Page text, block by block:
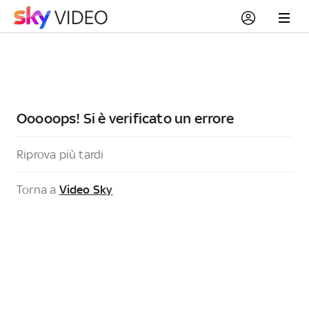
Ooooops! Si è verificato un errore
Riprova più tardi
Torna a Video Sky